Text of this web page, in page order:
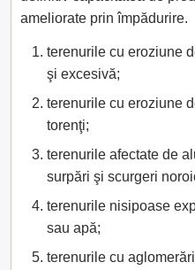
ameliorate prin împădurire.
terenurile cu eroziune
şi excesivă;
terenurile cu eroziune
torenţi;
terenurile afectate de
surpări şi scurgeri
terenurile nisipoase
sau apă;
terenurile cu